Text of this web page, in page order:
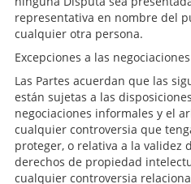
representativa en nombre del
cualquier otra persona.
Excepciones a las
Las Partes acuerdan que las
están sujetas a las
negociaciones informales y el
cualquier controversia que
proteger, o relativa a la validez
derechos de propiedad
cualquier controversia